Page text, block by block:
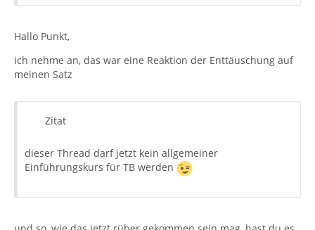
Hallo Punkt,
ich nehme an, das war eine Reaktion der Enttäuschung auf
meinen Satz
Zitat
dieser Thread darf jetzt kein allgemeiner
Einführungskurs für TB werden